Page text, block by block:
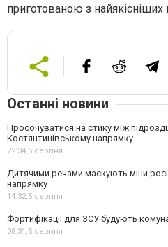
приготованою з найякісніших
Останні новини
Просочуватися на стику між
Костянтинівському напрямку
22:34,5 серпня
Дитячими речами маскують міни
напрямку
14:32,5 серпня
Фортифікації для ЗСУ будують
08:31,5 серпня